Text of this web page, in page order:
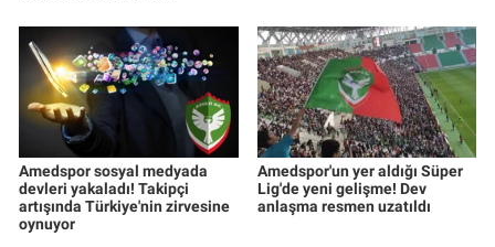
Amedspor sosyal medyada
devleri yakaladı! Takipçi
artışında Türkiye'nin zirvesine
oynuyor
Amedspor'un yer aldığı Süper
Lig'de yeni gelişme! Dev
anlaşma resmen uzatıldı